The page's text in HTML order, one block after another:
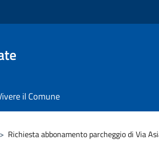
il Comune
> Richiesta abbonamento parcheggio di Via